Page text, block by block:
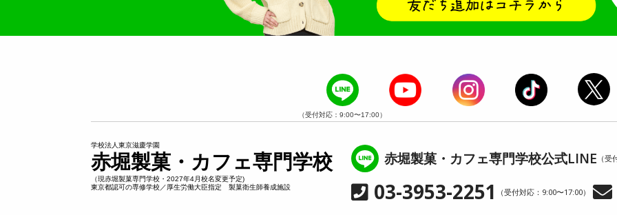
（受付対応：9:00〜17:00）
学校法人東京滋慶学園
赤堀製菓・カフェ専門学校
（現赤堀製菓専門学校・2027年4月校名変更予定)
東京都認可の専修学校／厚生労働大臣指定 製菓衛生師養成施設
赤堀製菓・カフェ専門学校公式LINE （
03-3953-2251 （受付対応：9:00〜17:00）